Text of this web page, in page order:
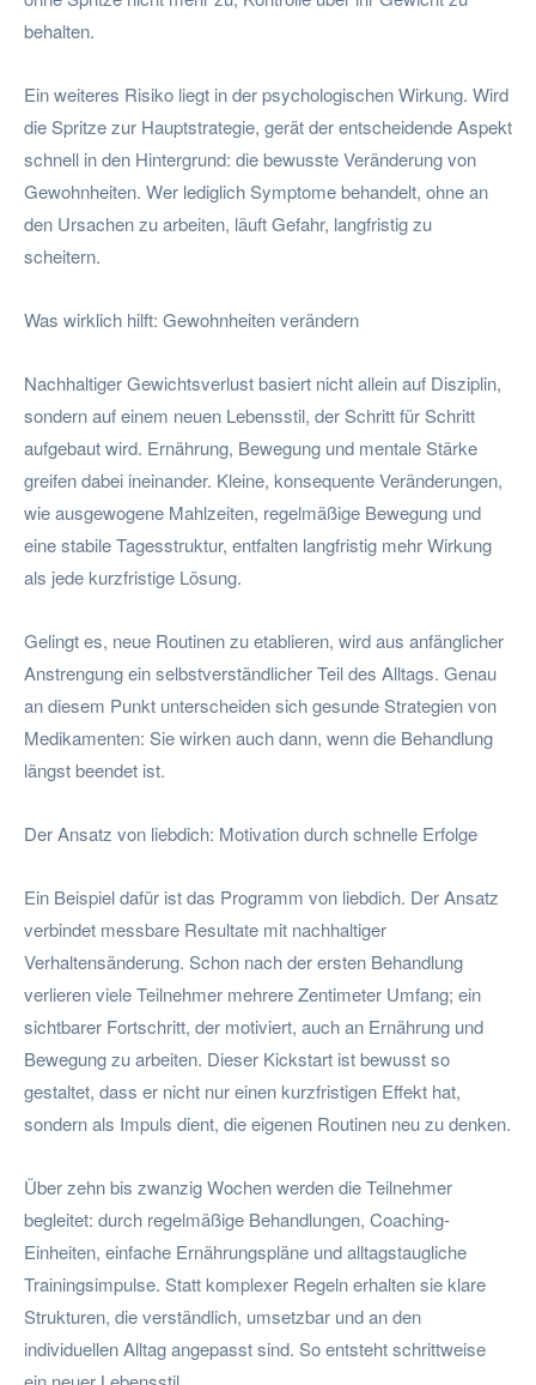
behalten.
Ein weiteres Risiko liegt in der psychologischen Wirkung. Wird
die Spritze zur Hauptstrategie, gerät der entscheidende Aspekt
schnell in den Hintergrund: die bewusste Veränderung von
Gewohnheiten. Wer lediglich Symptome behandelt, ohne an
den Ursachen zu arbeiten, läuft Gefahr, langfristig zu
scheitern.
Was wirklich hilft: Gewohnheiten verändern
Nachhaltiger Gewichtsverlust basiert nicht allein auf Disziplin,
sondern auf einem neuen Lebensstil, der Schritt für Schritt
aufgebaut wird. Ernährung, Bewegung und mentale Stärke
greifen dabei ineinander. Kleine, konsequente Veränderungen,
wie ausgewogene Mahlzeiten, regelmäßige Bewegung und
eine stabile Tagesstruktur, entfalten langfristig mehr Wirkung
als jede kurzfristige Lösung.
Gelingt es, neue Routinen zu etablieren, wird aus anfänglicher
Anstrengung ein selbstverständlicher Teil des Alltags. Genau
an diesem Punkt unterscheiden sich gesunde Strategien von
Medikamenten: Sie wirken auch dann, wenn die Behandlung
längst beendet ist.
Der Ansatz von liebdich: Motivation durch schnelle Erfolge
Ein Beispiel dafür ist das Programm von liebdich. Der Ansatz
verbindet messbare Resultate mit nachhaltiger
Verhaltensänderung. Schon nach der ersten Behandlung
verlieren viele Teilnehmer mehrere Zentimeter Umfang; ein
sichtbarer Fortschritt, der motiviert, auch an Ernährung und
Bewegung zu arbeiten. Dieser Kickstart ist bewusst so
gestaltet, dass er nicht nur einen kurzfristigen Effekt hat,
sondern als Impuls dient, die eigenen Routinen neu zu denken.
Über zehn bis zwanzig Wochen werden die Teilnehmer
begleitet: durch regelmäßige Behandlungen, Coaching-
Einheiten, einfache Ernährungspläne und alltagstaugliche
Trainingsimpulse. Statt komplexer Regeln erhalten sie klare
Strukturen, die verständlich, umsetzbar und an den
individuellen Alltag angepasst sind. So entsteht schrittweise